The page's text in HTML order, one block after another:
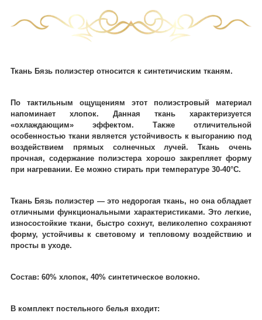
Ткань Бязь полиэстер относится к синтетичиским тканям.
По тактильным ощущениям этот полиэстровый материал
напоминает хлопок. Данная ткань характеризуется
«охлаждающим» эффектом. Также отличительной
особенностью ткани является устойчивость к выгоранию под
воздействием прямых солнечных лучей. Ткань очень
прочная, содержание полиэстера хорошо закрепляет форму
при нагревании. Ее можно стирать при температуре 30-40°C.
Ткань Бязь полиэстер ― это недорогая ткань, но она обладает
отличными функциональными характеристиками. Это легкие,
износостойкие ткани, быстро сохнут, великолепно сохраняют
форму, устойчивы к световому и тепловому воздействию и
просты в уходе.
Состав: 60% хлопок, 40% синтетическое волокно.
В комплект постельного белья входит: